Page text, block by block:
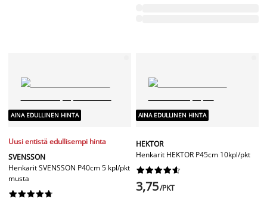
AINA EDULLINEN HINTA
Uusi entistä edullisempi hinta
SVENSSON
Henkarit SVENSSON P40cm 5 kpl/pkt
musta






AINA EDULLINEN HINTA
HEKTOR
Henkarit HEKTOR P45cm 10kpl/pkt






3,75/PKT